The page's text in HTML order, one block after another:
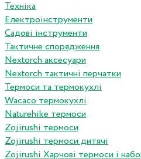
Техніка
Електроінструменти
Садові інструменти
Тактичне спорядження
Nextorch аксесуари
Nextorch тактичні перчатки
Термоси та термокухлі
Wacaco термокухлі
Naturehike термоси
Zojirushi термоси
Zojirushi термоси дитячі
Zojirushi Харчові термоси і